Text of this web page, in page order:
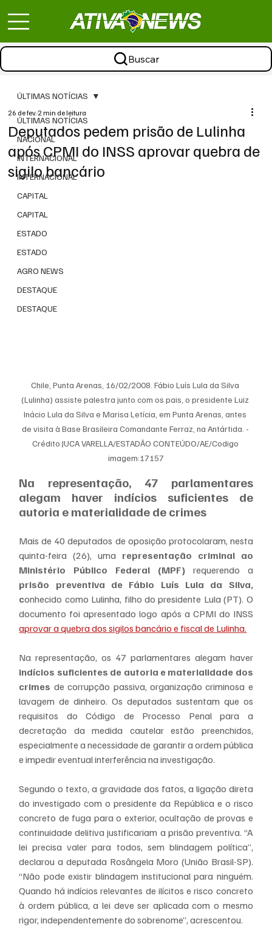
Buscar
ÚLTIMAS NOTÍCIAS
NACIONAL
INTERNACIONAL
INTERNACIONAL
CAPITAL
CAPITAL
ESTADO
ESTADO
AGRO NEWS
DESTAQUE
DESTAQUE
ÚLTIMAS NOTÍCIAS
Deputados pedem prisão de Lulinha
após CPMI do INSS aprovar quebra de
sigilo bancário
26 de fev.2 min de leitura
Chile, Punta Arenas, 16/02/2008. Fábio Luís Lula da Silva
(Lulinha) assiste palestra junto com os pais, o presidente Luiz
Inácio Lula da Silva e Marisa Letícia, em Punta Arenas, antes
de visita à Base Brasileira Comandante Ferraz, na Antártida. -
Crédito:JUCA VARELLA/ESTADÃO CONTEÚDO/AE/Codigo
imagem:17157
Na representação, 47 parlamentares
alegam haver indícios suficientes de
autoria e materialidade de crimes
Mais de 40 deputados de oposição protocolaram, nesta
quinta-feira (26), uma representação criminal ao
Ministério Público Federal (MPF)
prisão preventiva de Fábio Luís Lula da Silva,
conhecido como Lulinha, filho do presidente Lula (PT). O
aprovar a quebra dos sigilos bancário e fiscal de Lulinha.
Na representação, os 47 parlamentares alegam haver
indícios suficientes de autoria e materialidade dos
crimes de corrupção passiva, organização criminosa e
lavagem de dinheiro. Os deputados sustentam que os
requisitos do Código de Processo Penal para a
decretação da medida cautelar estão preenchidos,
especialmente a necessidade de garantir a ordem pública
e impedir eventual interferência na investigação.
Segundo o texto, a gravidade dos fatos, a ligação direta
do investigado com o presidente da República e o risco
concreto de fuga para o exterior, ocultação de provas e
continuidade delitiva justificariam a prisão preventiva. “A
lei precisa valer para todos, sem blindagem política”,
declarou a deputada Rosângela Moro (União Brasil-SP).
“Não pode existir blindagem institucional para ninguém.
Quando há indícios relevantes de ilícitos e risco concreto
à ordem pública, a lei deve ser aplicada com o mesmo
rigor, independentemente do sobrenome”, acrescentou.